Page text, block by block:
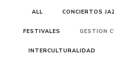
ALL CONCIERTOS
FESTIVALES GESTION
INTERCULTURALIDAD